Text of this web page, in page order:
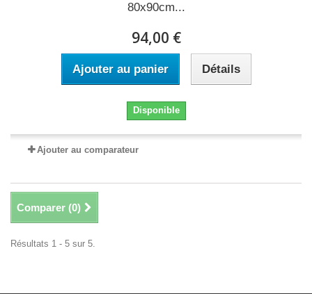
80x90cm...
94,00 €
Ajouter au panier Détails
Disponible
Ajouter au comparateur
Comparer (0)
Résultats 1 - 5 sur 5.